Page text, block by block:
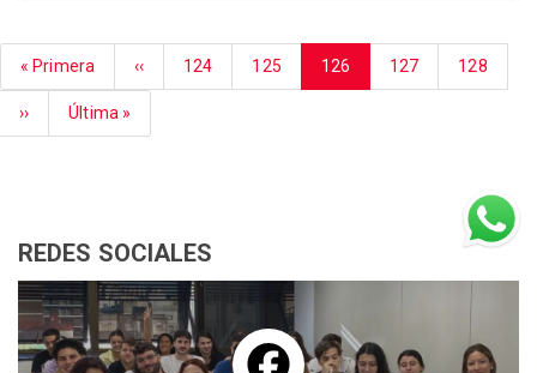
Paginación
Primera
página
« Primera
Página
anterior
‹‹ Página
124 Página
125
Página
actual
126 Página
127 Página
128
Siguiente
página
››
Última
página
Última »
REDES SOCIALES